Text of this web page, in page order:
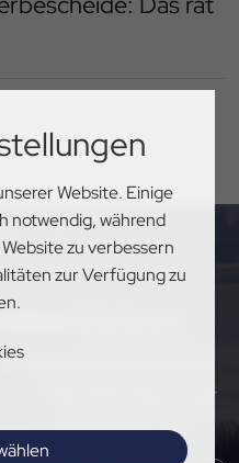
Website. Einige
notwendig, während
zu verbessern
zur Verfügung zu
aktuelle Updates und
um den PSV Hannover
Newsletter an!